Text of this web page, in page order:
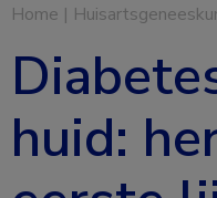
Home |
huid: